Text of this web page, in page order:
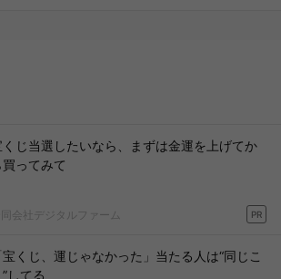
くじ当選したいなら、まずは金運を上げてか
買ってみて
同会社デジタルファーム PR
宝くじ、運じゃなかった」当たる人は“同じこ
”してる